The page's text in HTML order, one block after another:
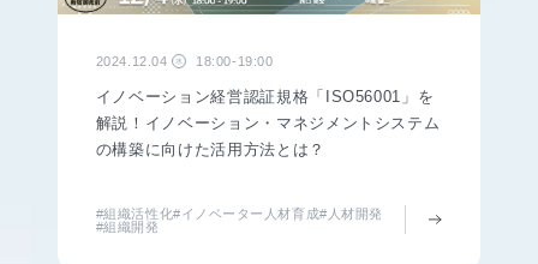
2024.12.04 水 18:00-19:00
イノベーション経営認証規格「ISO56001」を
解説！イノベーション・マネジメントシステム
の構築に向けた活用方法とは？
#組織活性化#イノベーター人材育成#人材開発
#組織開発